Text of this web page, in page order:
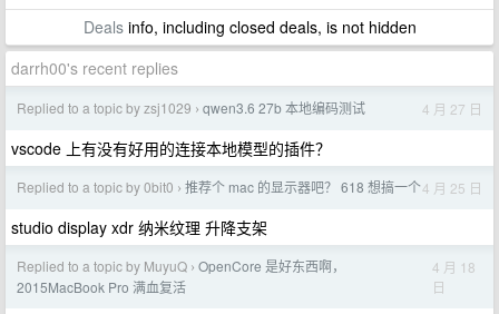
Dealsinfo, including closed deals, is not hidden
darrh00's recent replies
Replied to a topic by zsj1029 › qwen3.6 27b 本地编码测试 4 月 27 日
vscode 上有没有好用的连接本地模型的插件？
Replied to a topic by 0bit0 › 推荐个 mac 的显示器吧？ 618 想搞一个4 月 25 日
studio display xdr 纳米纹理 升降支架
Replied to a topic by MuyuQ › OpenCore 是好东西啊，
2015MacBook Pro 满血复活
4 月 18
日